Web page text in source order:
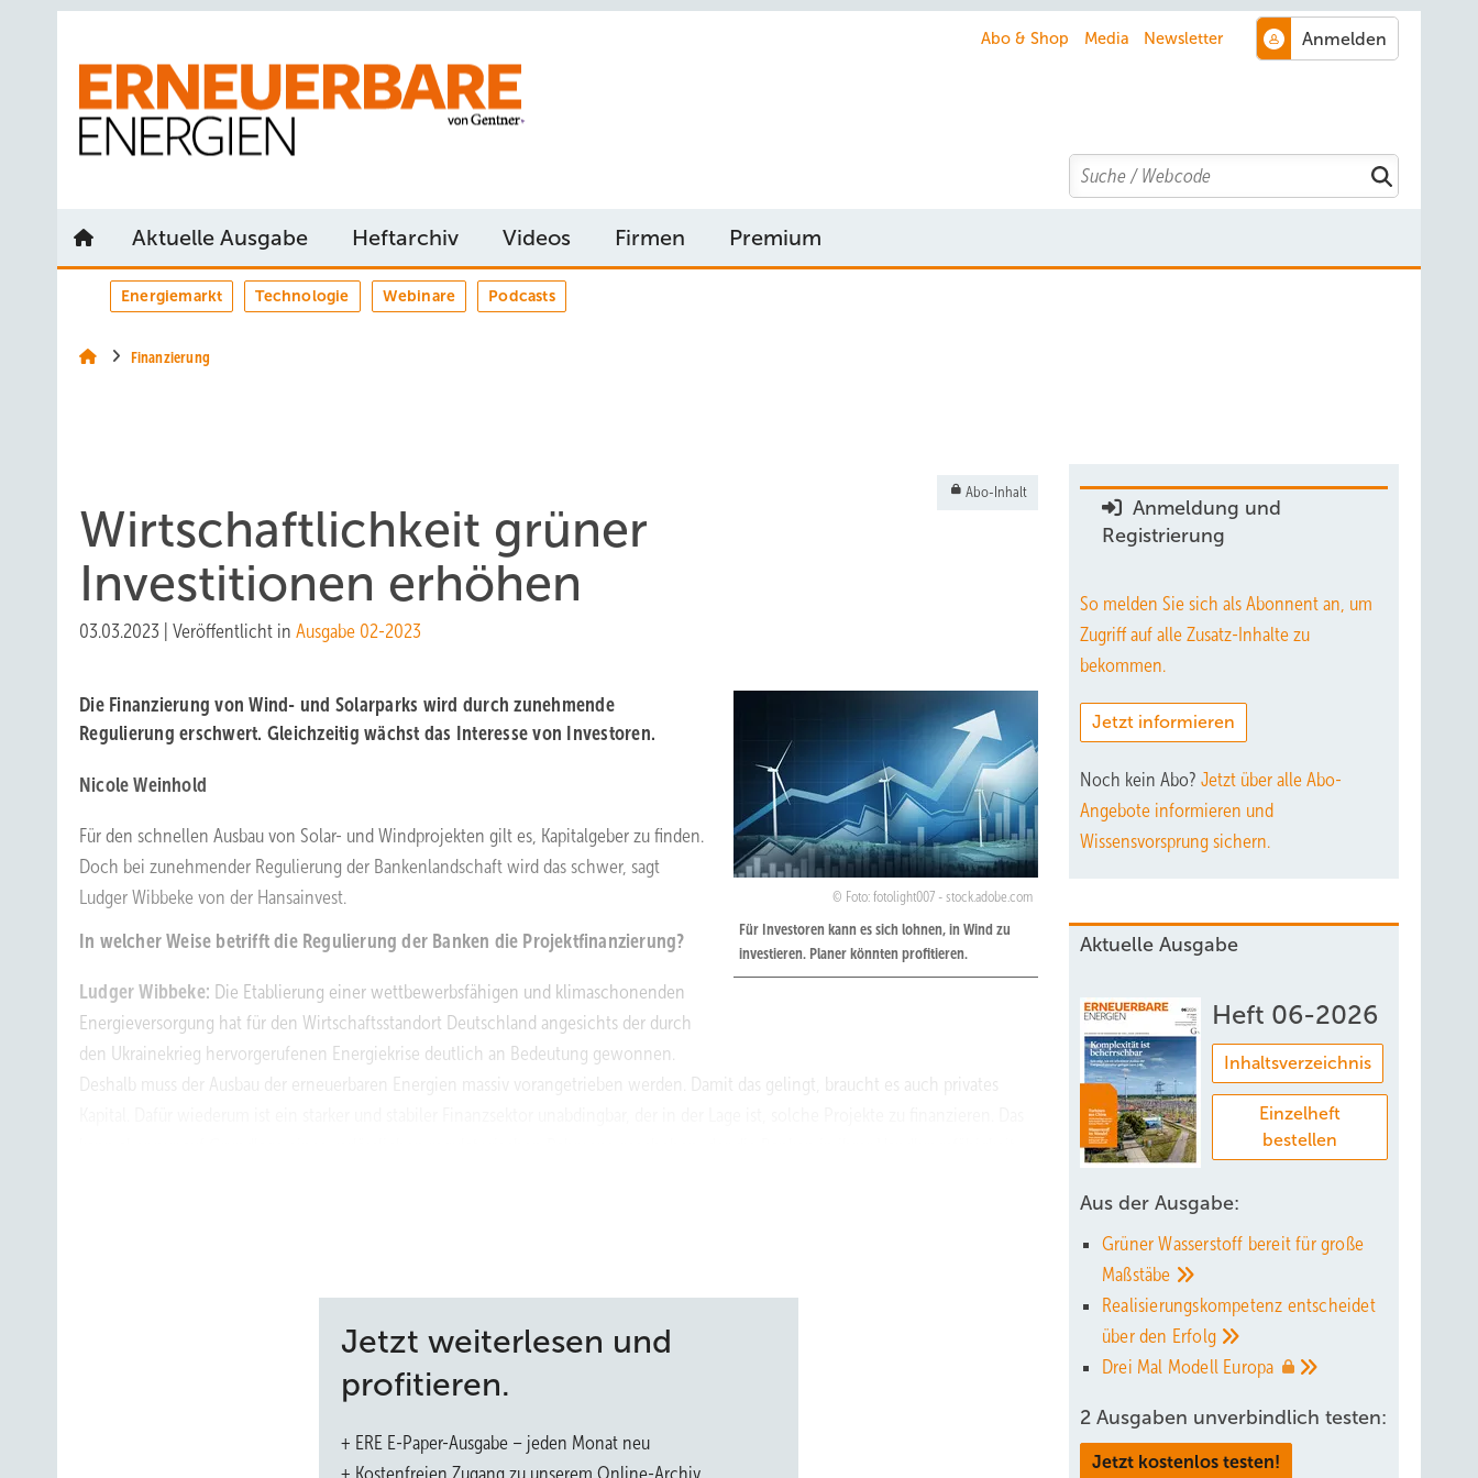
Abo & Shop Media Newsletter
Search
Aktuelle Ausgabe Heftarchiv Videos Firmen Premium
Energiemarkt Technologie Webinare Podcasts
Finanzierung
Abo-Inhalt
W i rtschaftlichkeit grüner
Investitionen erhöhen
03.03.2023 Veröffentlicht in Ausgabe 02-2023
Foto: fotolight007 - stock.adobe.com
Für Investoren kann es sich lohnen, in Wind zu
investieren. Planer könnten profitieren.
Die Finanzierung von Wind- und Solarparks wird durch zunehmende
Regulierung erschwert. Gleichzeitig wächst das Interesse von Investoren.
Nicole Weinhold
Für den schnellen Ausbau von Solar- und Windprojekten gilt es, Kapitalgeber zu finden.
Doch bei zunehmender Regulierung der Bankenlandschaft wird das schwer, sagt
Ludger Wibbeke von der Hansainvest.
In welcher Weise betrifft die Regulierung der Banken die Projektfinanzierung?
Ludger Wibbeke: Die Etablierung einer wettbewerbsfähigen und klimaschonenden
Energieversorgung hat für den Wirtschaftsstandort Deutschland angesichts der durch
den Ukrainekrieg hervorgerufenen Energiekrise deutlich an Bedeutung gewonnen.
Deshalb muss der Ausbau der erneuerbaren Energien massiv vorangetrieben werden. Damit das gelingt, braucht es auch privates
Finanzierung nachhaltiger Investitionen zu senken, wie es auch der Bankenverband in einer Analyse vorschlägt. Das würde die
Wirtschaftlichkeit nachhaltiger Investitionen erhöhen und Finanzierungsfreiräume schaffen. Und das ist auch vor dem Hintergrund
Kapital zu binden als nötig. Gleichzeitig sollten Projektentwickler aber auch alternative Finanzierungsquellen in Erwägung ziehen,
ermöglicht es seitdem, offene Fondsstrukturen, die bisher ausschließlich der Asset-Klasse Immobilien vorbehalten waren, auch für
Jetzt weiterlesen und
profitieren.
+ ERE E-Paper-Ausgabe – jeden Monat neu
+ Kostenfreien Zugang zu unserem Online-Archiv
Anmeldung und
Registrierung
So melden Sie sich als Abonnent an, um
Zugriff auf alle Zusatz-Inhalte zu
bekommen.
Jetzt informieren
Noch kein Abo? Jetzt über alle Abo-
Angebote informieren und
Wissensvorsprung sichern.
Aktuelle Ausgabe
Heft 06-2026
Inhaltsverzeichnis
Einzelheft
bestellen
Aus der Ausgabe:
Grüner Wasserstoff bereit für große
Maßstäbe
Realisierungskompetenz entscheidet
über den Erfolg
Drei Mal Modell Europa
2 Ausgaben unverbindlich testen:
Jetzt kostenlos testen!